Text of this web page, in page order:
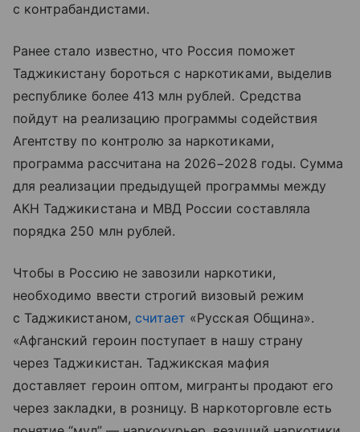
с контрабандистами.
Ранее стало известно, что Россия поможет
Таджикистану бороться с наркотиками, выделив
республике более 413 млн рублей. Средства
пойдут на реализацию программы содействия
Агентству по контролю за наркотиками,
программа рассчитана на 2026−2028 годы. Сумма
для реализации предыдущей программы между
АКН Таджикистана и МВД России составляла
порядка 250 млн рублей.
Чтобы в Россию не завозили наркотики,
необходимо ввести строгий визовый режим
с Таджикистаном, считает «Русская Община».
«Афганский героин поступает в нашу страну
через Таджикистан. Таджикская мафия
доставляет героин оптом, мигранты продают его
через закладки, в розницу. В наркоторговле есть